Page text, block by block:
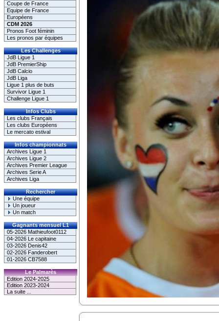
Coupe de France
Equipe de France
Européens
CDM 2026
Pronos Foot féminin
Les pronos par équipes
Les Challenges
JdB Ligue 1
JdB PremierShip
JdB Calcio
JdB Liga
Ligue 1 plus de buts
Survivor Ligue 1
Challenge Ligue 1
Infos Clubs
Les clubs Français
Les clubs Européens
Le mercato estival
Infos championnats
Archives Ligue 1
Archives Ligue 2
Archives Premier League
Archives Serie A
Archives Liga
Rechercher
Une équipe
Un joueur
Un match
Gagnants mensuel L1
05-2026 Mathieufoot0112
04-2026 Le capitaine
03-2026 Denis42
02-2026 Fanderobert
01-2026 CB7588
Le Palmarès
Edition 2024-2025
Edition 2023-2024
La suite ...